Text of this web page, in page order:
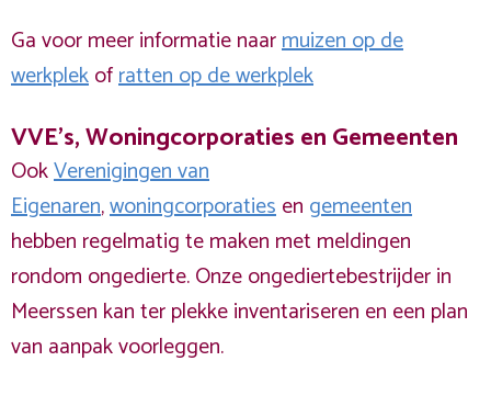
Ga voor meer informatie naarmuizen op de
werkplekofratten op de werkplek
VVE's, Woningcorporaties en Gemeenten
OokVerenigingen van
Eigenaren,woningcorporatiesen gemeenten
hebben regelmatig te maken met meldingen
rondom ongedierte. Onze ongediertebestrijder in
Meerssen kan ter plekke inventariseren en een plan
van aanpak voorleggen.